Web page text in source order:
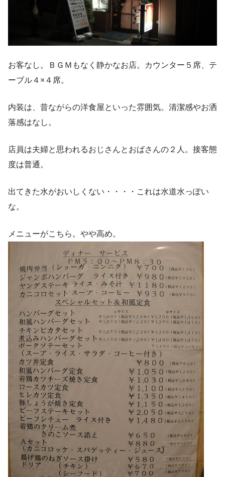
お客なし。ＢＧＭもなく静かなお店。カウンター５席、テ
ーブル４×４席。
内装は、昔ながらの洋食屋といった雰囲気。清潔感やお洒
落感はなし。
店員は夫婦と思われるおじさんとおばさんの２人。接客態
度は普通。
出てきた水がおいしくない・・・・これは水道水っぽい
な。
メニューがこちら。やや高め。